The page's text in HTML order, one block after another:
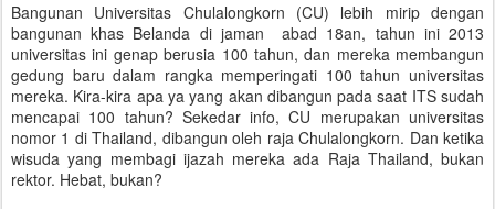
Bangunan Universitas Chulalongkorn (CU) lebih mirip dengan
bangunan khas Belanda di jaman abad 18an, tahun ini 2013
universitas ini genap berusia 100 tahun, dan mereka membangun
gedung baru dalam rangka memperingati 100 tahun universitas
mereka. Kira-kira apa ya yang akan dibangun pada saat ITS sudah
mencapai 100 tahun? Sekedar info, CU merupakan universitas
nomor 1 di Thailand, dibangun oleh raja Chulalongkorn. Dan ketika
wisuda yang membagi ijazah mereka ada Raja Thailand, bukan
rektor. Hebat, bukan?